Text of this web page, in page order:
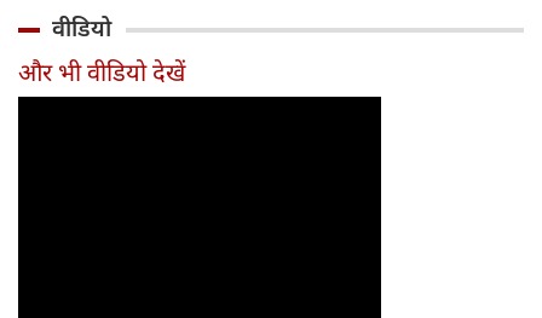
बाहर होने की खबर नेफिंगर
वीडियो
और भी वीडियो देखें